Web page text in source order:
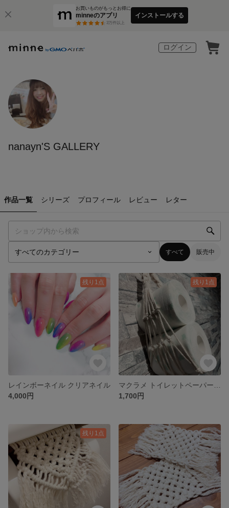
お買いものがもっとお得に
minneのアプリ
3万件以上
インストールする
ログイン
nanayn'S GALLERY
作品一覧 シリーズ プロフィール レビュー レター
すべて 販売中
残り1点
レインボーネイル クリアネイル
4,000円
残り1点
1,700円
残り1点